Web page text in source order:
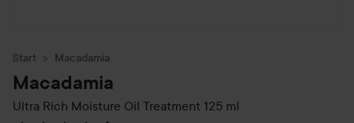
Start Macadamia
Macadamia
Ultra Rich Moisture Oil Treatment 125 ml